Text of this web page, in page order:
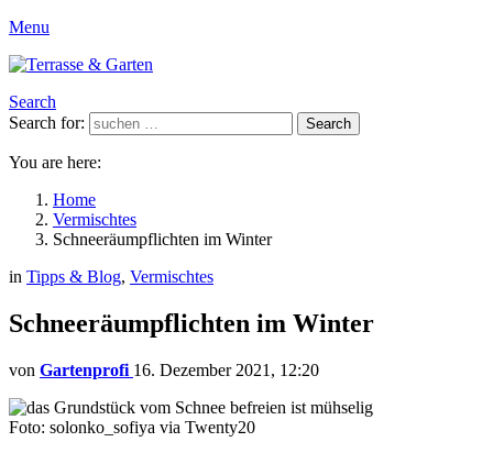
Menu
Search
Search for:
Search
You are here:
Home
Vermischtes
Schneeräumpflichten im Winter
in Tipps & Blog, Vermischtes
Schneeräumpflichten im Winter
von Gartenprofi 16. Dezember 2021, 12:20
Foto: solonko_sofiya via Twenty20